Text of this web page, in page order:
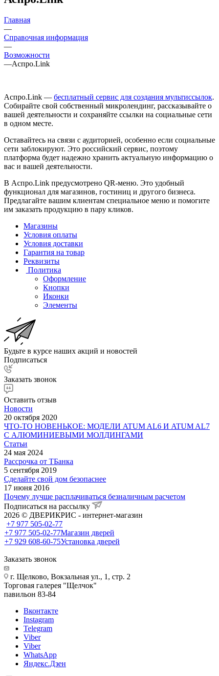
Главная
—
Справочная информация
—
Возможности
—Аспро.Link
Аспро.Link — бесплатный сервис для создания мультиссылок.
Собирайте свой собственный микролендинг, рассказывайте о
вашей деятельности и сохраняйте ссылки на социальные сети
в одном месте.
Оставайтесь на связи с аудиторией, особенно если социальные
сети заблокируют. Это российский сервис, поэтому
платформа будет надежно хранить актуальную информацию о
вас и вашей деятельности.
В Аспро.Link предусмотрено QR-меню. Это удобный
функционал для магазинов, гостиниц и другого бизнеса.
Предлагайте вашим клиентам специальное меню и помогите
им заказать продукцию в пару кликов.
Магазины
Условия оплаты
Условия доставки
Гарантия на товар
Реквизиты
Политика
Оформление
Кнопки
Иконки
Элементы
Будьте в курсе наших акций и новостей
Подписаться
Заказать звонок
Оставить отзыв
Новости
20 октября 2020
ЧТО-ТО НОВЕНЬКОЕ: МОДЕЛИ ATUM AL6 И ATUM AL7
С АЛЮМИНИЕВЫМИ МОЛДИНГАМИ
Статьи
24 мая 2024
Рассрочка от ТБанка
5 сентября 2019
Сделайте свой дом безопаснее
17 июня 2016
Почему лучше расплачиваться безналичным расчетом
Подписаться на рассылку
2026 © ДВЕРИКРИС - интернет-магазин
+7 977 505-02-77
+7 977 505-02-77Магазин дверей
+7 929 608-60-75Установка дверей
Заказать звонок
г. Щелково, Вокзальная ул., 1, стр. 2
Торговая галерея "Щелчок"
павильон 83-84
Вконтакте
Instagram
Telegram
Viber
Viber
WhatsApp
Яндекс.Дзен